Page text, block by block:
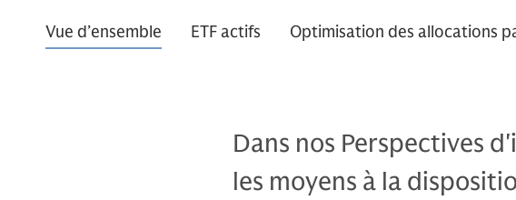
Vue d’ensemble ETF actifs Optimisation des allocations
Dans nos Perspectives
les moyens à la